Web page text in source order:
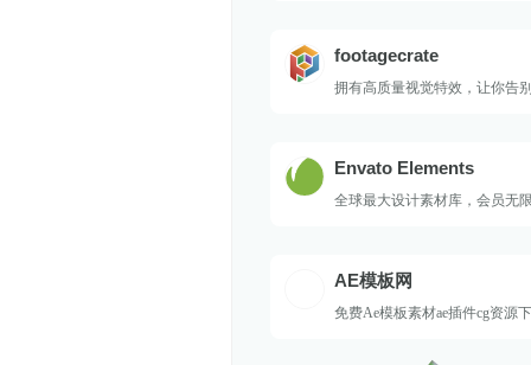
footagecrate
拥有高质量视觉特效，让你告
Envato Elements
全球最大设计素材库，会员无
AE模板网
免费Ae模板素材ae插件cg资源